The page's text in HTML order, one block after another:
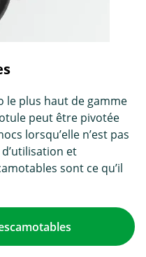
le plus haut de gamme
peut être pivotée
lorsqu’elle n’est pas
et
sont ce qu’il